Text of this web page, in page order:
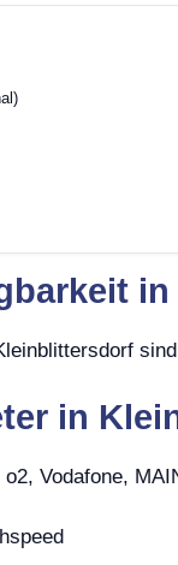
in
Vodafone,